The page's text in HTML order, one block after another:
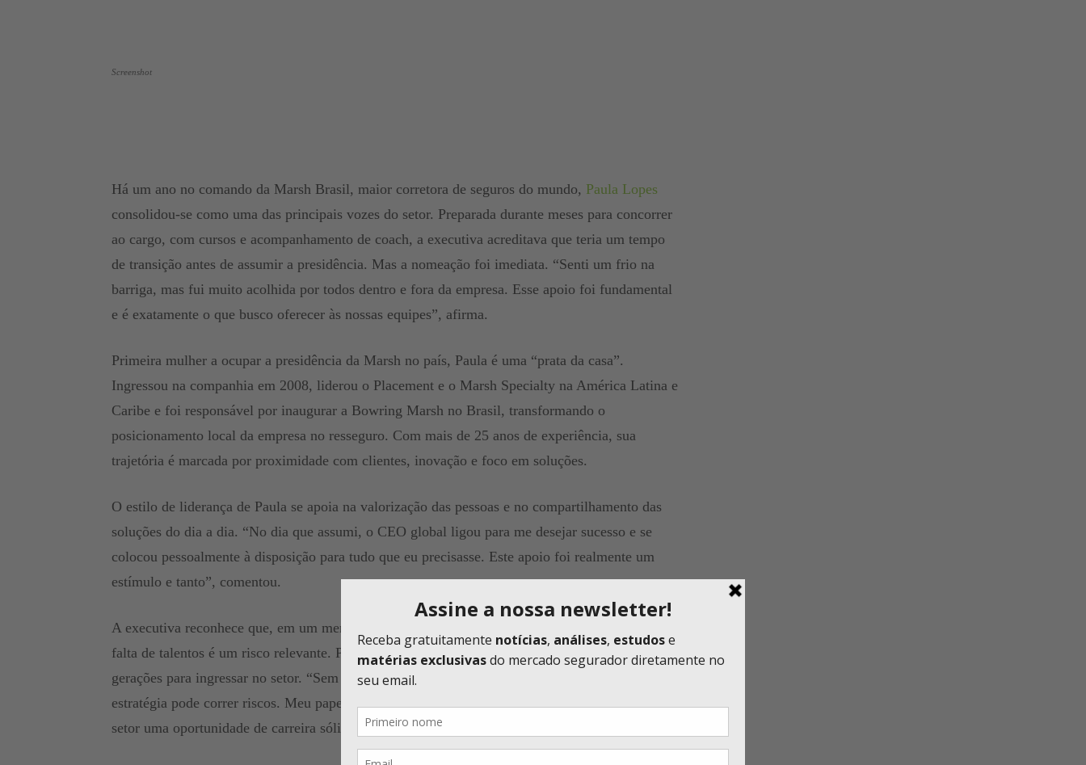
Screenshot
Há um ano no comando da Marsh Brasil, maior corretora de seguros do mundo, Paula Lopes
consolidou-se como uma das principais vozes do setor. Preparada durante meses para concorrer
ao cargo, com cursos e acompanhamento de coach, a executiva acreditava que teria um tempo
de transição antes de assumir a presidência. Mas a nomeação foi imediata. “Senti um frio na
barriga, mas fui muito acolhida por todos dentro e fora da empresa. Esse apoio foi fundamental
e é exatamente o que busco oferecer às nossas equipes”, afirma.
Primeira mulher a ocupar a presidência da Marsh no país, Paula é uma “prata da casa”.
Ingressou na companhia em 2008, liderou o Placement e o Marsh Specialty na América Latina e
Caribe e foi responsável por inaugurar a Bowring Marsh no Brasil, transformando o
posicionamento local da empresa no resseguro. Com mais de 25 anos de experiência, sua
trajetória é marcada por proximidade com clientes, inovação e foco em soluções.
O estilo de liderança de Paula se apoia na valorização das pessoas e no compartilhamento das
soluções do dia a dia. “No dia que assumi, o CEO global ligou para me desejar sucesso e se
colocou pessoalmente à disposição para tudo que eu precisasse. Este apoio foi realmente um
estímulo e tanto”, comentou.
A executiva reconhece que, em um mercado que cresce a taxas de dois dígitos há décadas, a
falta de talentos é um risco relevante. Por isso, aposta no acolhimento e na inspiração de novas
gerações para ingressar no setor. “Sem acolhimento e valorização das pessoas, qualquer
estratégia pode correr riscos. Meu papel é garantir que todos tenham espaço e que vejam no
setor uma oportunidade de carreira sólida e inovadora”, destaca.